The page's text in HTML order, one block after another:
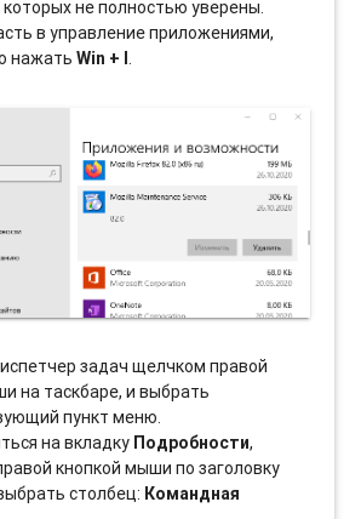
которых не полностью уверены.
в управление приложениями,
нажатьWin + I.
задач щелчком правой
на таскбаре, и выбрать
пункт меню.
на вкладку Подробности,
кнопкой мыши по заголовку
столбец: Командная